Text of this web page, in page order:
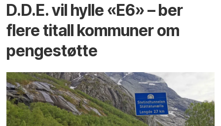
D.D.E. vil hylle «E6» – ber
flere titall kommuner om
pengestøtte